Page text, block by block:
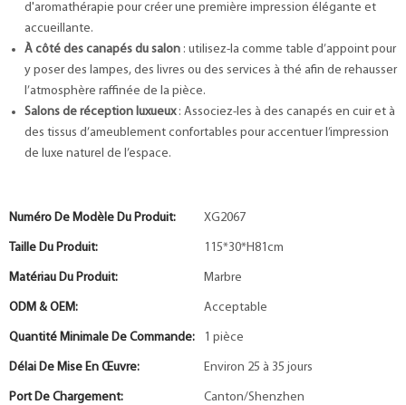
d'aromathérapie pour créer une première impression élégante et
accueillante.
À côté des canapés du salon: utilisez-la comme table d’appoint pour
y poser des lampes, des livres ou des services à thé afin de rehausser
l’atmosphère raffinée de la pièce.
Salons de réception luxueux: Associez-les à des canapés en cuir et à
des tissus d’ameublement confortables pour accentuer l’impression
de luxe naturel de l’espace.
Numéro De Modèle Du Produit: XG2067
Taille Du Produit: 115*30*H81cm
Matériau Du Produit: Marbre
ODM & OEM: Acceptable
Quantité Minimale De Commande: 1 pièce
Délai De Mise En Œuvre: Environ 25 à 35 jours
Port De Chargement: Canton/Shenzhen